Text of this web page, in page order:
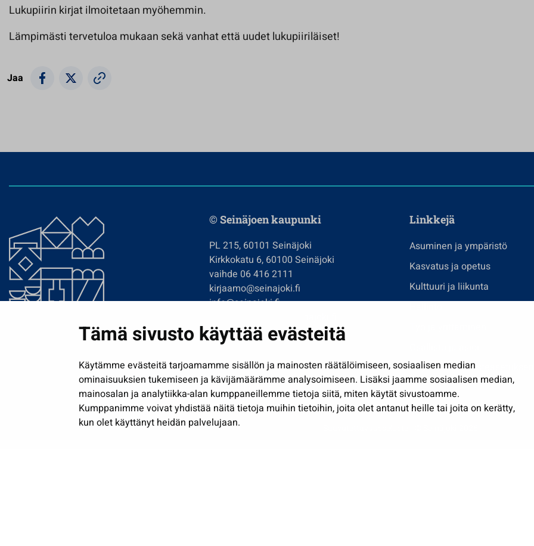
Tämä sivusto käyttää evästeitä
Käytämme evästeitä tarjoamamme sisällön ja mainosten räätälöimiseen, sosiaalisen median
ominaisuuksien tukemiseen ja kävijämäärämme analysoimiseen. Lisäksi jaamme sosiaalisen median,
mainosalan ja analytiikka-alan kumppaneillemme tietoja siitä, miten käytät sivustoamme.
Kumppanimme voivat yhdistää näitä tietoja muihin tietoihin, joita olet antanut heille tai joita on kerätty,
kun olet käyttänyt heidän palvelujaan.
Lukupiirin kirjat ilmoitetaan myöhemmin.
Lämpimästi tervetuloa mukaan sekä vanhat että uudet lukupiiriläiset!
Jaa
© Seinäjoen kaupunki
PL 215, 60101 Seinäjoki
Kirkkokatu 6, 60100 Seinäjoki
vaihde 06 416 2111
kirjaamo@seinajoki.fi
info@seinajoki.fi
Tilaa uutiskirje
Linkkejä
Asuminen ja ympäristö
Kasvatus ja opetus
Kulttuuri ja liikunta
Näytä omat